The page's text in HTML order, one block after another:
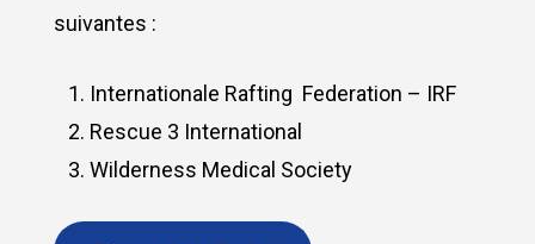
suivantes :
Internationale Rafting Federation – IRF
Rescue 3 International
Wilderness Medical Society